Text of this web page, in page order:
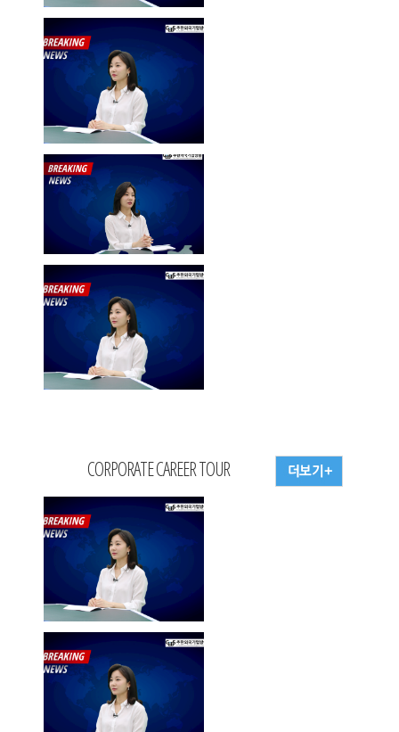
CORPORATE CAREER TOUR